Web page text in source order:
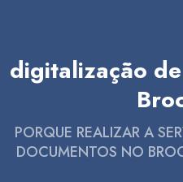
digitalização
PORQUE REALIZAR A
DOCUMENTOS NO